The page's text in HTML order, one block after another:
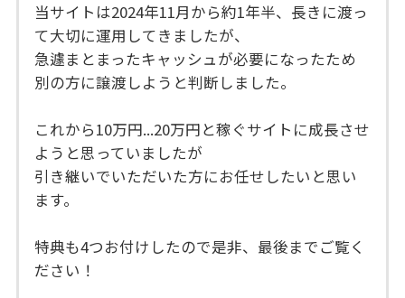
当サイトは2024年11月から約1年半、長きに渡っ
て大切に運用してきましたが、
急遽まとまったキャッシュが必要になったため
別の方に譲渡しようと判断しました。
これから10万円...20万円と稼ぐサイトに成長させ
ようと思っていましたが
引き継いでいただいた方にお任せしたいと思い
ます。
特典も4つお付けしたので是非、最後までご覧く
ださい！